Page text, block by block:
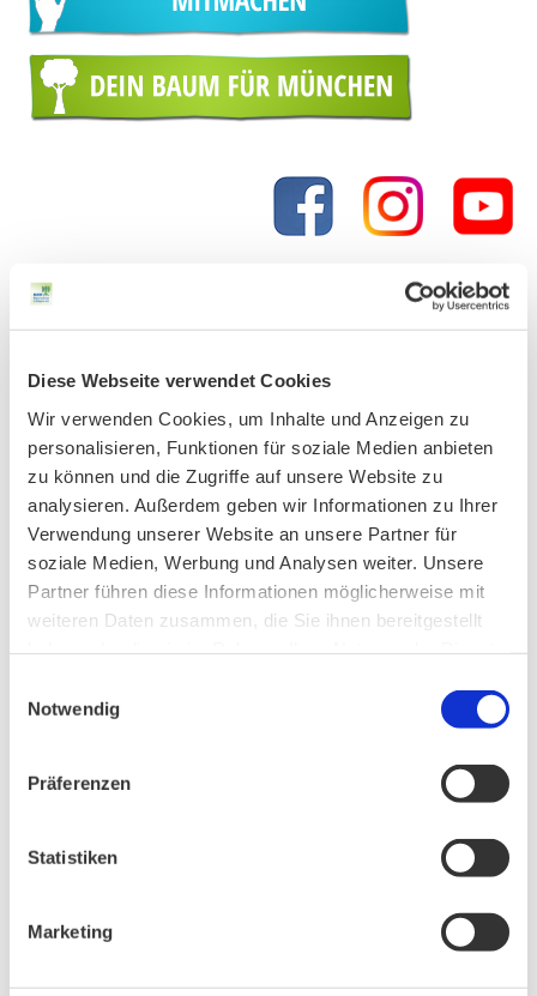
Diese Webseite verwendet Cookies
Wir verwenden Cookies, um Inhalte und Anzeigen zu
personalisieren, Funktionen für soziale Medien anbieten
zu können und die Zugriffe auf unsere Website zu
analysieren. Außerdem geben wir Informationen zu Ihrer
Verwendung unserer Website an unsere Partner für
soziale Medien, Werbung und Analysen weiter. Unsere
Partner führen diese Informationen möglicherweise mit
weiteren Daten zusammen, die Sie ihnen bereitgestellt
Notwendig
Präferenzen
Statistiken
Marketing
AKTUELLES
Unser Vorstand wurde neu gewählt
PHONSTUDIO Sendung Juli 2026
Neue Bio Genusstour
Ankündigung Jahres-Mitgliederversammlung
AKTIV IN STADT UND LANDKREIS MÜNCHEN: